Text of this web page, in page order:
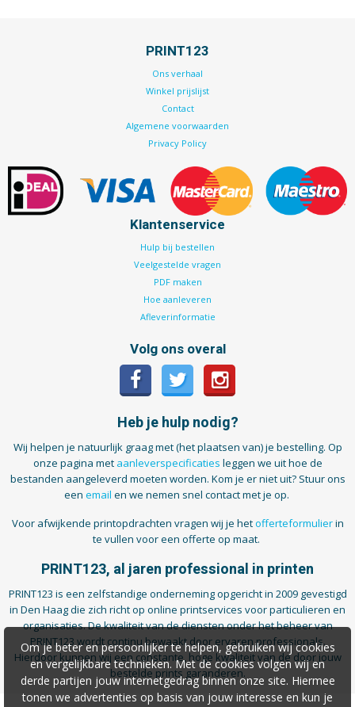
PRINT123
Ons verhaal
Winkel prijslijst
Contact
Algemene voorwaarden
Privacy Policy
Klantenservice
Hulp bij bestellen
Veelgestelde vragen
PDF maken
Hoe aanleveren
Afleverinformatie
Volg ons overal
Heb je hulp nodig?
Wij helpen je natuurlijk graag met (het plaatsen van) je bestelling. Op
onze pagina met aanleverspecificaties leggen we uit hoe de
bestanden aangeleverd moeten worden. Kom je er niet uit? Stuur ons
een email en we nemen snel contact met je op.
Voor afwijkende printopdrachten vragen wij je hetofferteformulierin
te vullen voor een offerte op maat.
PRINT123, al jaren professional in printen
PRINT123 is een zelfstandige onderneming opgericht in 2009 gevestigd
in Den Haag die zich richt op online printservices voor particulieren en
organisaties. De kwaliteit van de diensten onder het beheer van
PRINT123 wordt continu bewaakt door ervaren professionals.
Hierdoor kunnen wij een constante, hoge kwaliteit van de door jouw
bestelde prints garanderen.
Om je beter en persoonlijker te helpen, gebruiken wij cookies
en vergelijkbare technieken. Met de cookies volgen wij en
derde partijen jouw internetgedrag binnen onze site. Hiermee
tonen we advertenties op basis van jouw interesse en kun je